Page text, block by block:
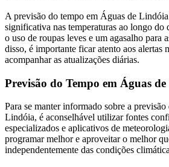
A previsão do tempo em Águas de
significativa nas temperaturas ao longo do
o uso de roupas leves e um agasalho para
disso, é importante ficar atento aos alertas
acompanhar as atualizações diárias.
Previsão do Tempo em Águas
Para se manter informado sobre a
Lindóia, é aconselhável utilizar fontes
especializados e aplicativos de
programar melhor e aproveitar o melhor
independentemente das condições